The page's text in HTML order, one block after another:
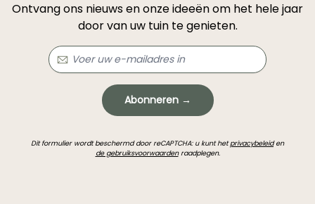
Ontvang ons nieuws en onze ideeën om het hele jaar
door van uw tuin te genieten.
Abonneren →
Dit formulier wordt beschermd door reCAPTCHA: u kunt hetprivacybeleiden
de gebruiksvoorwaardenraadplegen.